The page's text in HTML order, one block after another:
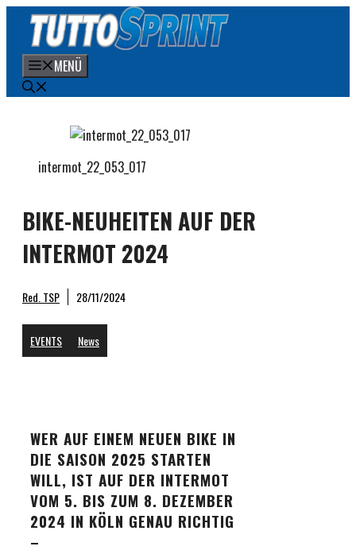
Inhalt
springen
MENÜ
BIKE-NEUHEITEN AUF DER
INTERMOT 2024
Red. TSP 28/11/2024
EVENTS News
intermot_22_053_017
WER AUF EINEM NEUEN BIKE IN
DIE SAISON 2025 STARTEN
WILL, IST AUF DER INTERMOT
VOM 5. BIS ZUM 8. DEZEMBER
2024 IN KÖLN GENAU RICHTIG
–